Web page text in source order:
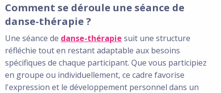
Comment se déroule une séance de
danse-thérapie ?
Une séance de danse-thérapie suit une structure
réfléchie tout en restant adaptable aux besoins
spécifiques de chaque participant. Que vous participiez
en groupe ou individuellement, ce cadre favorise
l'expression et le développement personnel dans un